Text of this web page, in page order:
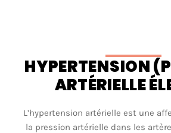
HYPERTENSION
ARTÉRIELLE
L’hypertension artérielle est une
la pression artérielle dans les